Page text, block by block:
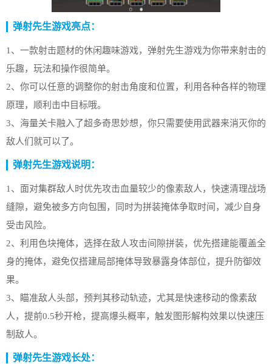
弹射先生游戏亮点：
1、一款射击题材的休闲趣味游戏，弹射先生游戏为你带来射击的
乐趣，玩法和操作很简单。
2、你可以任意的调整你的射击角度和位置，利用各种各样的物理
原理，顺利击中目标哦。
3、海量关卡融入了超多奇思妙想，你只需要使用武器来消灭你的
敌人们就可以了。
弹射先生游戏说明：
1、面对集群敌人时优先攻击血量较少的像素敌人，快速清理战场
缝隙，避免被多方向包围，同时为拼装掩体争取时间，减少自身
受击风险。
2、利用色块掩体，选择在敌人攻击间隙拼装，优先搭建能覆盖全
身的掩体，避免仅搭建局部掩体导致暴露身体部位，提升防御效
果。
3、瞄准敌人头部，预判其移动轨迹，尤其是快速移动的像素敌
人，提前0.5秒开枪，提高爆头概率，触发图形解构效果以快速压
制敌人。
弹射先生游戏长处：